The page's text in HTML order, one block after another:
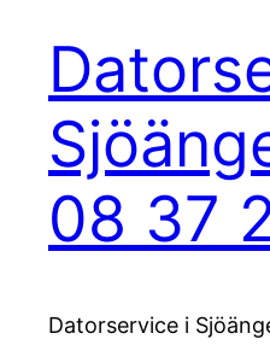
08 37
Datorservice i